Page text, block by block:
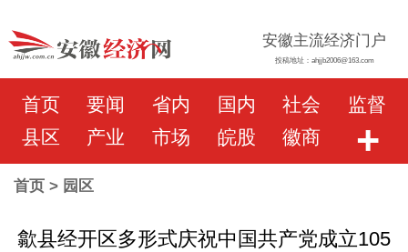
安徽主流经济门户
投稿地址：ahjjb2006@163.com
首页 要闻 省内 国内 社会
监督
县区
产业 市场 皖股 徽商 +
首页> 园区
歙县经开区多形式庆祝中国共产党成立105